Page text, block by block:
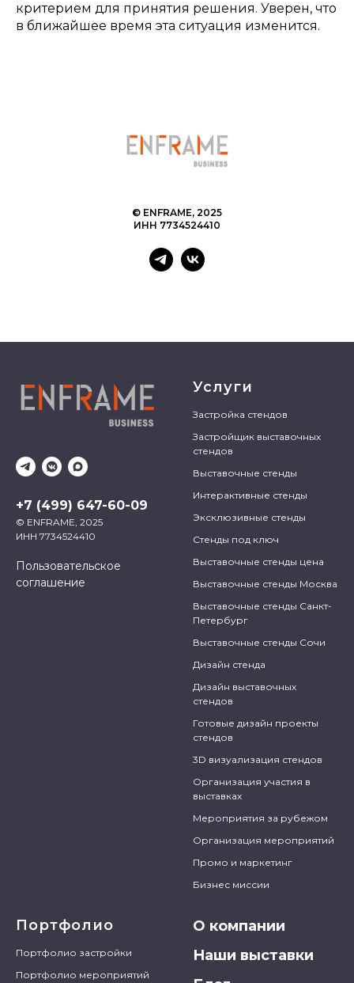
критерием для принятия решения. Уверен, что
в ближайшее время эта ситуация изменится.
© ENFRAME, 2025
ИНН 7734524410
+7 (499) 647-60-09
© ENFRAME, 2025
ИНН 7734524410
Пользовательское
соглашение
Услуги
Застройка стендов
Застройщик выставочных
стендов
Выставочные стенды
Интерактивные стенды
Эксклюзивные стенды
Стенды под ключ
Выставочные стенды цена
Выставочные стенды Москва
Выставочные стенды Санкт-
Петербург
Выставочные стенды Сочи
Дизайн стенда
Дизайн выставочных
стендов
Готовые дизайн проекты
стендов
3D визуализация стендов
Организация участия в
выставках
Мероприятия за рубежом
Организация мероприятий
Промо и маркетинг
Бизнес миссии
Портфолио
Портфолио застройки
Портфолио мероприятий
О компании
Наши выставки